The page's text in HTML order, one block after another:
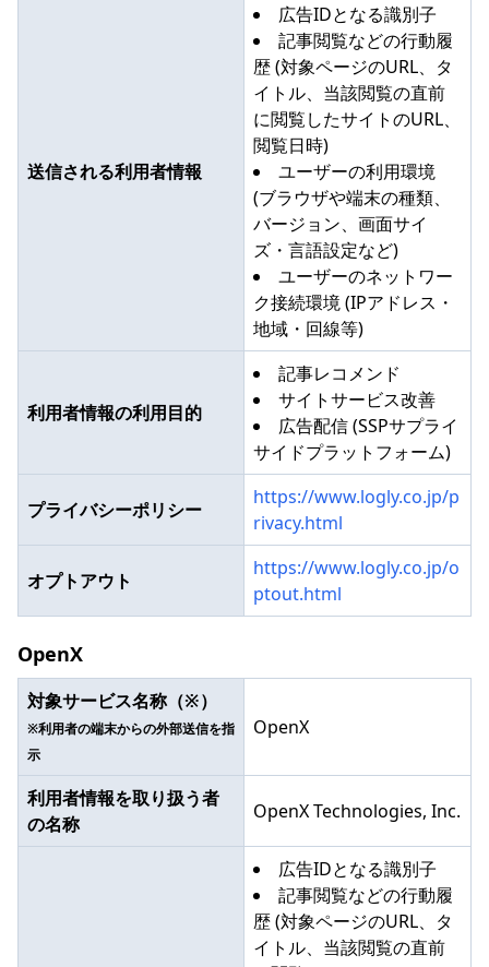
送信される利用者情報
広告IDとなる識別子
記事閲覧などの行動履
歴 (対象ページのURL、タ
イトル、当該閲覧の直前
に閲覧したサイトのURL、
閲覧日時)
ユーザーの利用環境
(ブラウザや端末の種類、
バージョン、画面サイ
ズ・言語設定など)
ユーザーのネットワー
ク接続環境 (IPアドレス・
地域・回線等)
利用者情報の利用目的
記事レコメンド
サイトサービス改善
広告配信 (SSPサプライ
サイドプラットフォーム)
プライバシーポリシー
https://www.logly.co.jp/p
rivacy.html
オプトアウト
https://www.logly.co.jp/o
ptout.html
OpenX
対象サービス名称（※）
※利用者の端末からの外部送信を指
示
OpenX
利用者情報を取り扱う者
の名称
OpenX Technologies, Inc.
広告IDとなる識別子
記事閲覧などの行動履
歴 (対象ページのURL、タ
イトル、当該閲覧の直前